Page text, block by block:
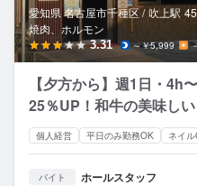
愛知県 名古屋市千種区 / 吹上駅
焼肉、ホルモン
3.31 ～￥5,999
【夕方から】週1日・4h
25％UP！和牛の美味し
個人経営 平日のみ勤務OK ネイ
バイト ホールスタッフ